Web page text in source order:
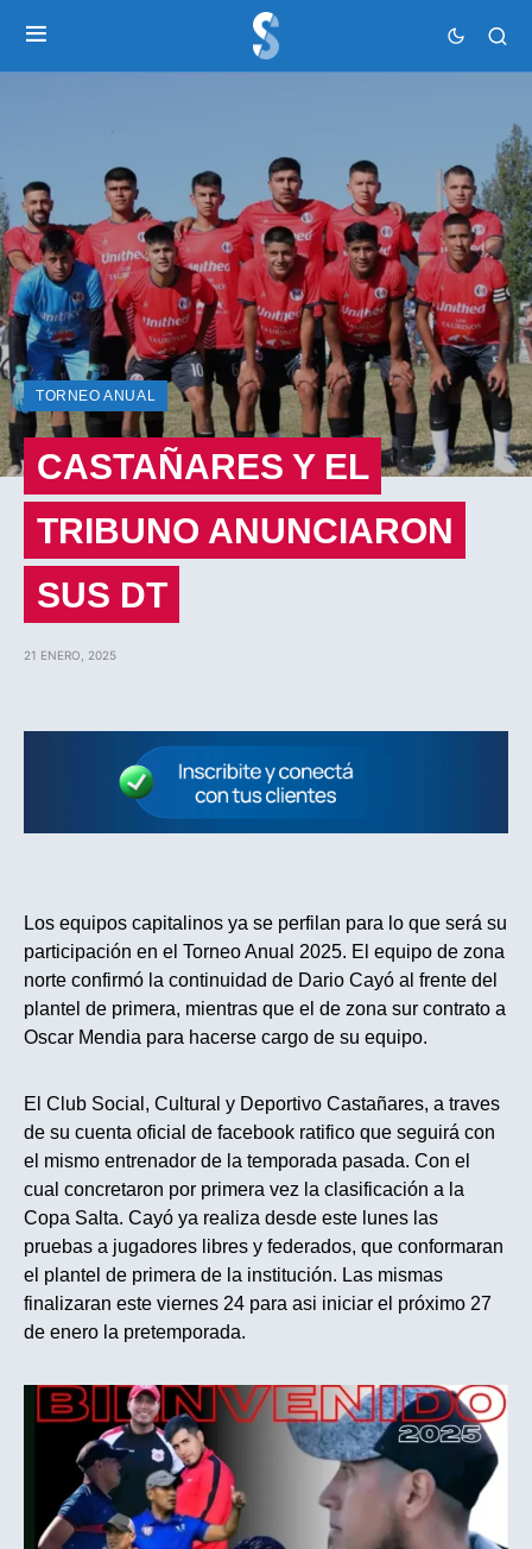
TORNEO ANUAL
CASTAÑARES Y EL
TRIBUNO ANUNCIARON
SUS DT
21 ENERO, 2025
Los equipos capitalinos ya se perfilan para lo que será su
participación en el Torneo Anual 2025. El equipo de zona
norte confirmó la continuidad de Dario Cayó al frente del
plantel de primera, mientras que el de zona sur contrato a
Oscar Mendia para hacerse cargo de su equipo.
El Club Social, Cultural y Deportivo Castañares, a traves
de su cuenta oficial de facebook ratifico que seguirá con
el mismo entrenador de la temporada pasada. Con el
cual concretaron por primera vez la clasificación a la
Copa Salta. Cayó ya realiza desde este lunes las
pruebas a jugadores libres y federados, que conformaran
el plantel de primera de la institución. Las mismas
finalizaran este viernes 24 para asi iniciar el próximo 27
de enero la pretemporada.